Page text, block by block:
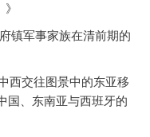
镇军事家族在清前期的
西交往图景中的东亚移
国、东南亚与西班牙的